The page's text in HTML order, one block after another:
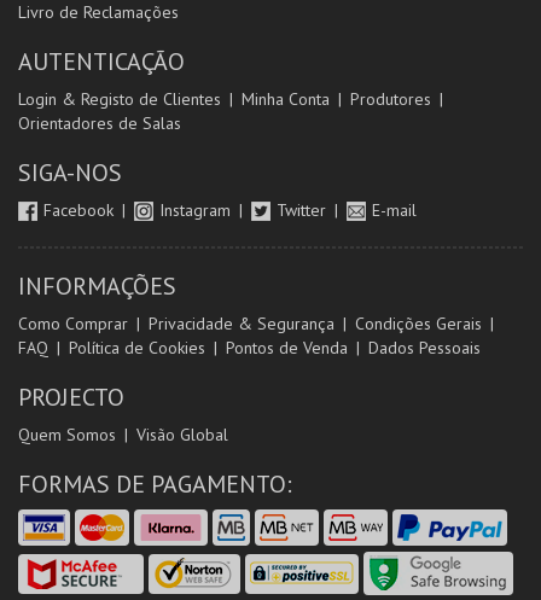
Livro de Reclamações
AUTENTICAÇÃO
Login & Registo de Clientes Minha Conta
Produtores
Orientadores de Salas
SIGA-NOS
Facebook Instagram Twitter E-mail
INFORMAÇÕES
Como Comprar Privacidade & Segurança
Condições Gerais
FAQ
Política de Cookies Pontos de Venda Dados Pessoais
PROJECTO
Quem Somos Visão Global
FORMAS DE PAGAMENTO: